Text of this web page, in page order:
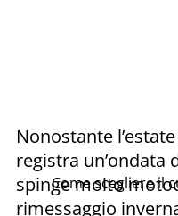
Come scegliere il
Nonostante
registra un’ondata
spinge molto
rimessaggio